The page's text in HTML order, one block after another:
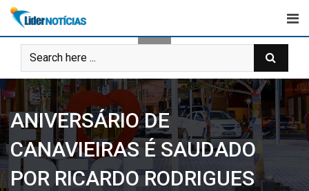
Skip
content
ANIVERSÁRIO DE
CANAVIEIRAS É SAUDADO
POR RICARDO RODRIGUES